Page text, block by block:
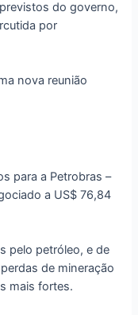
do governo,
por
nova reunião
para a Petrobras –
a US$ 76,84
pelo petróleo, e de
de mineração
mais fortes.